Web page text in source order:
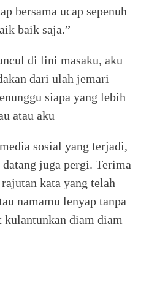
bersama ucap sepenuh
baik saja.”
di lini masaku, aku
dari ulah jemari
siapa yang lebih
atau aku
sosial yang terjadi,
juga pergi. Terima
kata yang telah
namamu lenyap tanpa
kulantunkan diam diam